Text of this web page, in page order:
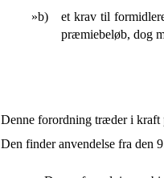
»b)
et krav til
præmiebeløb, dog
Denne forordning træder i kraft
Den finder anvendelse fra den